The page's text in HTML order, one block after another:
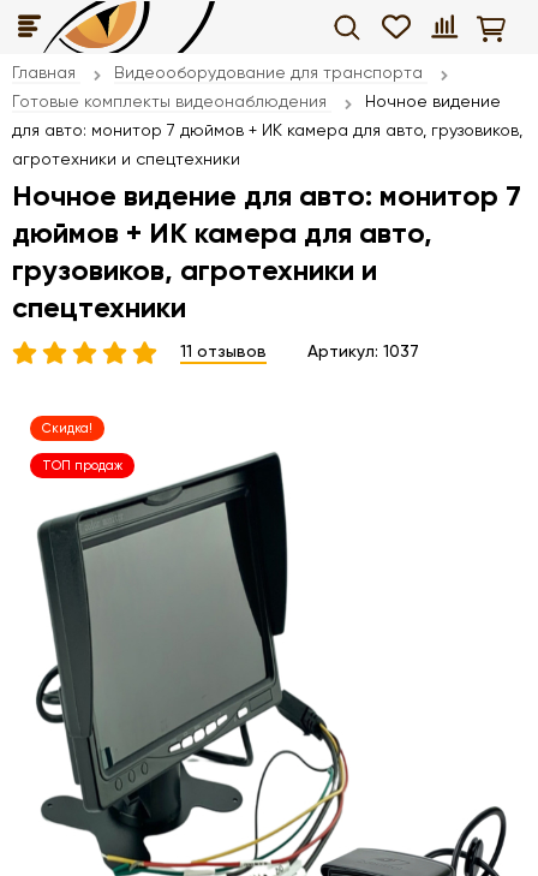
Главная
Видеооборудование для транспорта
Готовые комплекты видеонаблюдения
Ночное видение
для авто: монитор 7 дюймов + ИК камера для авто, грузовиков,
агротехники и спецтехники
Ночное видение для авто: монитор 7
дюймов + ИК камера для авто,
грузовиков, агротехники и
спецтехники
11 отзывов Артикул: 1037
Скидка!
ТОП продаж